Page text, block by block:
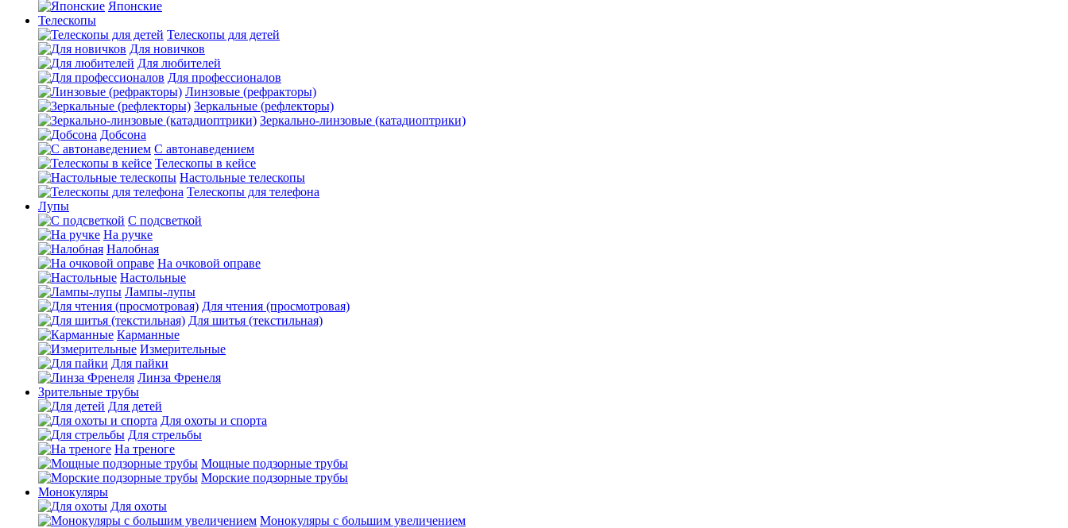
Японские
Телескопы
Телескопы для детей
Для новичков
Для любителей
Для профессионалов
Линзовые (рефракторы)
Зеркальные (рефлекторы)
Зеркально-линзовые (катадиоптрики)
Добсона
С автонаведением
Телескопы в кейсе
Настольные телескопы
Телескопы для телефона
Лупы
С подсветкой
На ручке
Налобная
На очковой оправе
Настольные
Лампы-лупы
Для чтения (просмотровая)
Для шитья (текстильная)
Карманные
Измерительные
Для пайки
Линза Френеля
Зрительные трубы
Для детей
Для охоты и спорта
Для стрельбы
На треноге
Мощные подзорные трубы
Морские подзорные трубы
Монокуляры
Для охоты
Монокуляры с большим увеличением